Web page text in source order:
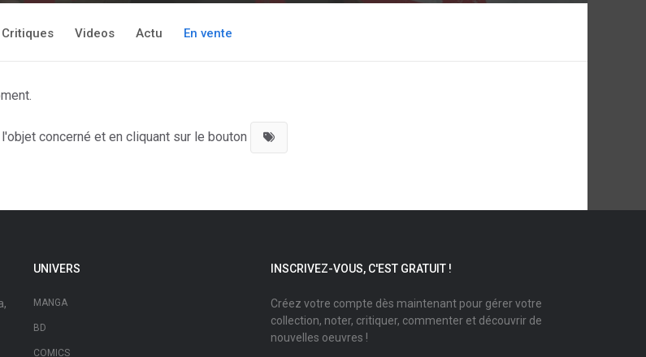
Critiques Videos Actu En vente
concerné et en cliquant sur le bouton
UNIVERS
MANGA
BD
COMICS
INSCRIVEZ-VOUS, C'EST GRATUIT !
Créez votre compte dès maintenant pour gérer votre
collection, noter, critiquer, commenter et découvrir de
nouvelles oeuvres !